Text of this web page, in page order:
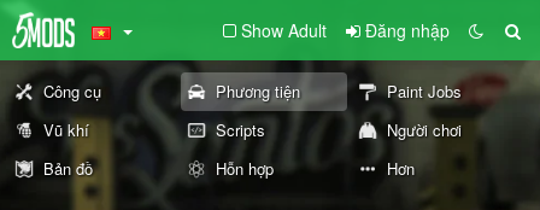
Show Adult Đăng nhập
Công cụ Phương tiện
Paint Jobs
Vũ khí
Scripts
Người chơi
Bản đồ
Hỗn hợp Hơn